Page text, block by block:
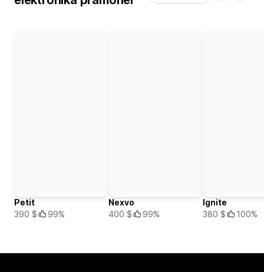
Petit
390 $
99%
Nexvo
400 $
99%
Ignite
380 $
100%